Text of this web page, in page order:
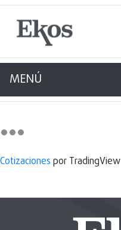
MENÚ
Cotizaciones por TradingView